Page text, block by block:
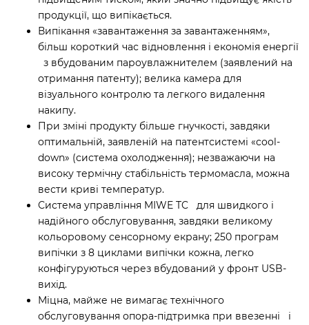
продукції, що випікається.
Випікання «завантаження за завантаженням»,
більш короткий час відновлення і економія енергії
з вбудованим пароувлажнителем (заявлений на
отримання патенту); велика камера для
візуального контролю та легкого видалення
накипу.
При зміні продукту більше гнучкості, завдяки
оптимальній, заявленій на патентсистемі «cool-
down» (система охолодження); незважаючи на
високу термічну стабільність термомасла, можна
вести криві температур.
Система управління MIWE TC для швидкого і
надійного обслуговування, завдяки великому
кольоровому сенсорному екрану; 250 програм
випічки з 8 циклами випічки кожна, легко
конфігуруються через вбудований у фронт USB-
вихід.
Міцна, майже не вимагає технічного
обслуговування опора-підтримка при ввезенні і